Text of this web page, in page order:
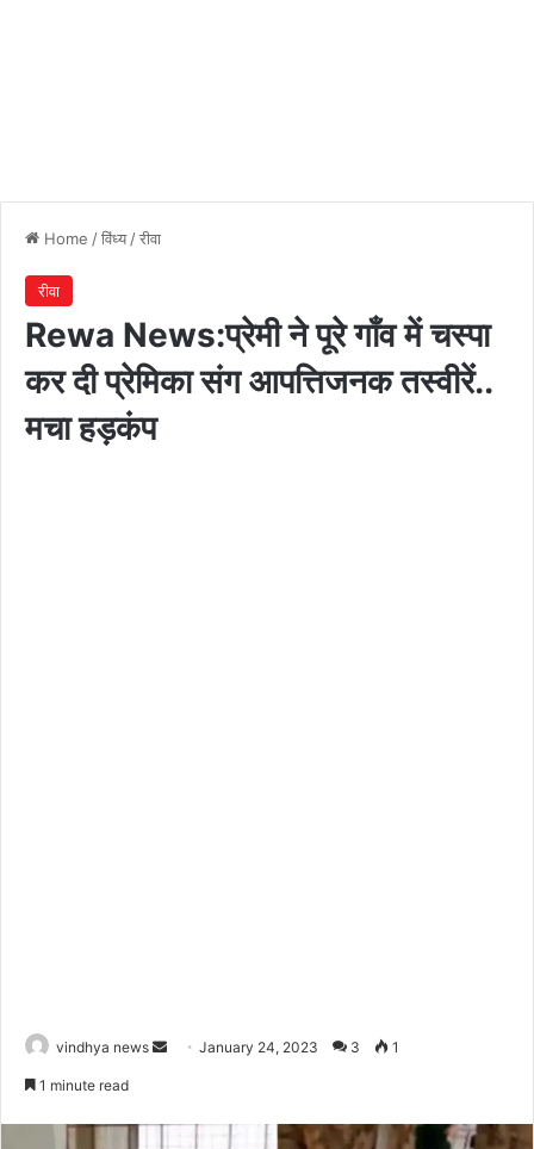
Home /विंध्य /रीवा
रीवा
Rewa News:प्रेमी ने पूरे गाँव में चस्पा
कर दी प्रेमिका संग आपत्तिजनक तस्वीरें..
मचा हड़कंप
vindhya news
SendJanuary 24, 2023 3 1
1 minute read